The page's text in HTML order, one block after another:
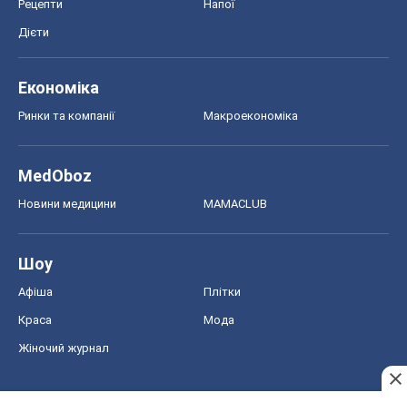
Рецепти Напої
Дієти
Економіка
Ринки та компанії Макроекономіка
MedOboz
Новини медицини MAMACLUB
Шоу
Афіша Плітки
Краса Мода
Жіночий журнал